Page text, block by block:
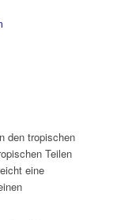
den tropischen
Teilen
eine